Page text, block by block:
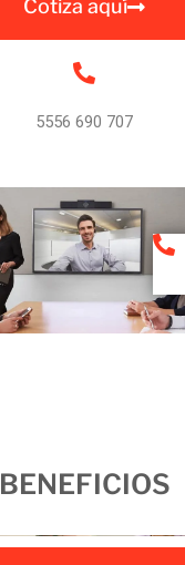
Cotiza aquí
5556 690 707
BENEFICIOS